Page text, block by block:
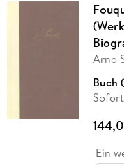
Arno
Buch
Ein